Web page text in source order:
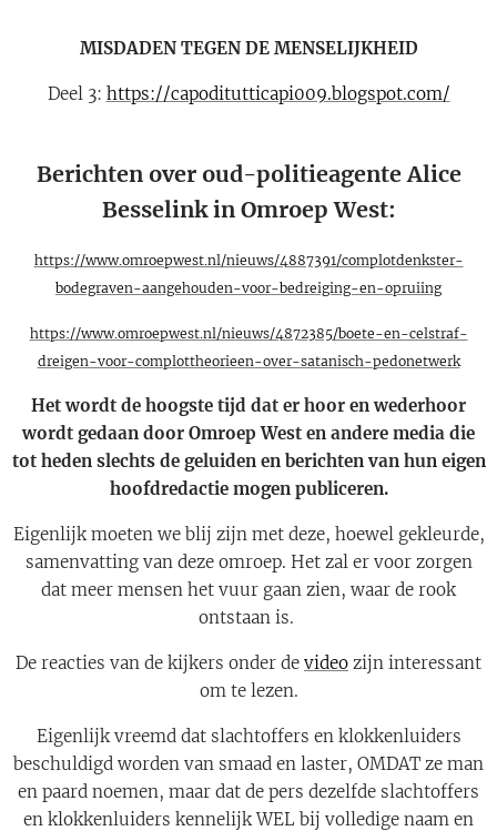
MISDADEN TEGEN DE MENSELIJKHEID
Deel 3: https://capoditutticapi009.blogspot.com/
Berichten over oud-politieagente Alice
Besselink in Omroep West:
https://www.omroepwest.nl/nieuws/4887391/complotdenkster-
bodegraven-aangehouden-voor-bedreiging-en-opruiing
https://www.omroepwest.nl/nieuws/4872385/boete-en-celstraf-
dreigen-voor-complottheorieen-over-satanisch-pedonetwerk
Het wordt de hoogste tijd dat er hoor en wederhoor
wordt gedaan door Omroep West en andere media die
tot heden slechts de geluiden en berichten van hun eigen
hoofdredactie mogen publiceren.
Eigenlijk moeten we blij zijn met deze, hoewel gekleurde,
samenvatting van deze omroep. Het zal er voor zorgen
dat meer mensen het vuur gaan zien, waar de rook
ontstaan is.
De reacties van de kijkers onder de video zijn interessant
om te lezen.
Eigenlijk vreemd dat slachtoffers en klokkenluiders
beschuldigd worden van smaad en laster, OMDAT ze man
en paard noemen, maar dat de pers dezelfde slachtoffers
en klokkenluiders kennelijk WEL bij volledige naam en